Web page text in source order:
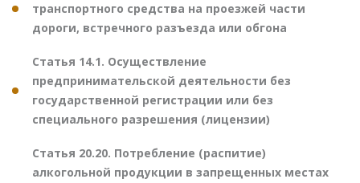
транспортного средства на проезжей части
дороги, встречного разъезда или обгона
Статья 14.1. Осуществление
предпринимательской деятельности без
государственной регистрации или без
специального разрешения (лицензии)
Статья 20.20. Потребление (распитие)
алкогольной продукции в запрещенных местах